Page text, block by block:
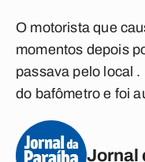
O motorista que
momentos depois
passava pelo local
do bafômetro e foi
Jornal